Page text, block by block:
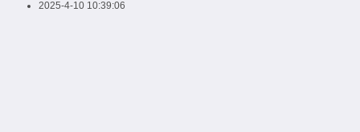
2025-4-10 10:39:06